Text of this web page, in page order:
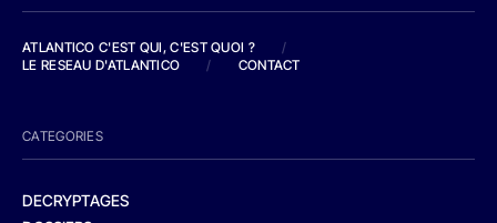
ATLANTICO C'EST QUI, C'EST QUOI ?
/
LE RESEAU D'ATLANTICO
/ CONTACT
CATEGORIES
DECRYPTAGES